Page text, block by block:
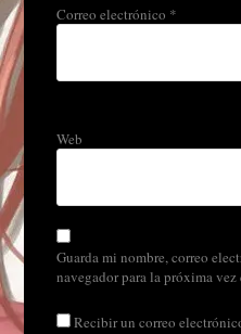
Correo electrónico *
Web
Guarda mi nombre, correo
navegador para la próxima vez
Recibir un correo